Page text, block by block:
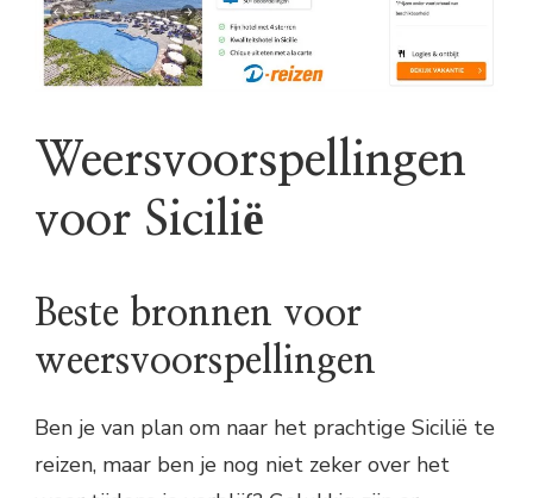
Weersvoorspellingen
voor Sicilië
Beste bronnen voor
weersvoorspellingen
Ben je van plan om naar het prachtige Sicilië te
reizen, maar ben je nog niet zeker over het